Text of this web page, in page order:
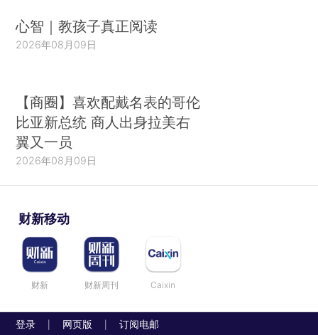
心智｜教孩子真正阅读
2026年08月09日
【商圈】喜欢配戴名表的哥伦
比亚新总统 商人出身拉美右
翼又一员
2026年08月09日
财新移动
财新 财新周刊 Caixin
登录 网页版 订阅电邮